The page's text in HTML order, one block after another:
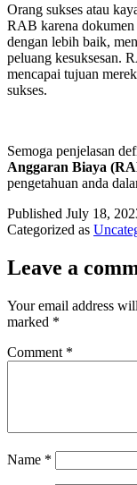
Orang sukses atau
RAB karena
dengan lebih baik,
peluang kesuksesan.
mencapai tujuan
sukses.
Semoga penjelasan
Anggaran Biaya
pengetahuan anda
Published July 18,
Categorized as
Leave a
Your email address
marked *
Comment *
Name *